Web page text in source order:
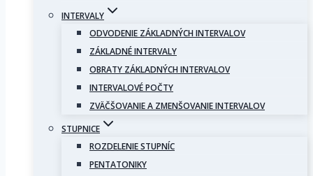
INTERVALY
ODVODENIE ZÁKLADNÝCH INTERVALOV
ZÁKLADNÉ INTERVALY
OBRATY ZÁKLADNÝCH INTERVALOV
INTERVALOVÉ POČTY
ZVÄČŠOVANIE A ZMENŠOVANIE INTERVALOV
STUPNICE
ROZDELENIE STUPNÍC
PENTATONIKY